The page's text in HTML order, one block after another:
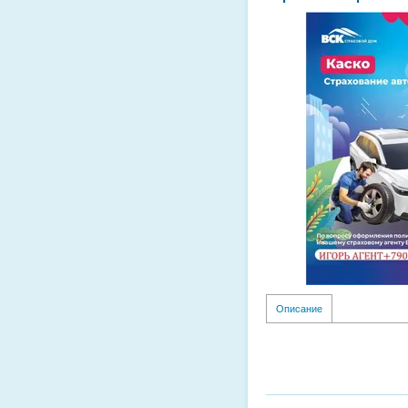
Описание